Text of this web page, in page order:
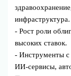
инфраструктура.
- Рост роли
высоких ставок.
- Инструменты с
ИИ-сервисы,